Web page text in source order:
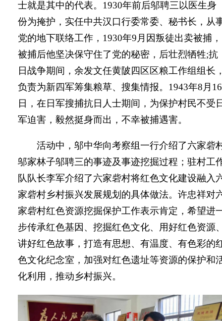
士就是其中的代表。1930年前后邬聘三以医生身
份为掩护，实任中共汉口行委常委、秘书长，从
党的地下联络工作，1930年9月因叛徒出卖被捕，
被捕后他坚决保守住了党的秘密，后壮烈牺牲;抗
日战争期间，余发文任黄陂四区区粮工作组组长
负责为新四军筹集粮草、搜集情报。1943年8月16
日，在日军搜捕抗日人士期间，为保护村民不受
军迫害，毅然挺身而出，不幸被捕遇害。
活动中，邬中华向考察组一行介绍了六家砦
邬家林子邬聘三的事迹及事迹挖掘过程；驻村工
队队长李军介绍了六家砦村将红色文化建设融入
家砦村乡村振兴发展规划的具体做法。许忠祥对
家砦村红色资源挖掘保护工作表示肯定，希望进
步传承红色基因、挖掘红色文化、用好红色资源
讲好红色故事，打造有思想、有温度、有色彩的
色文化纪念室，加强对红色遗址等资源的保护和
化利用，推动乡村振兴。